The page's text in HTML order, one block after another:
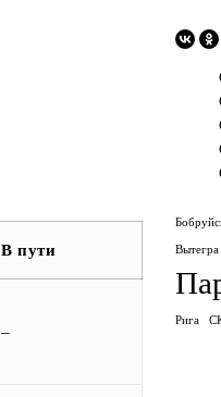
В пути
–
Вытегра
Рига